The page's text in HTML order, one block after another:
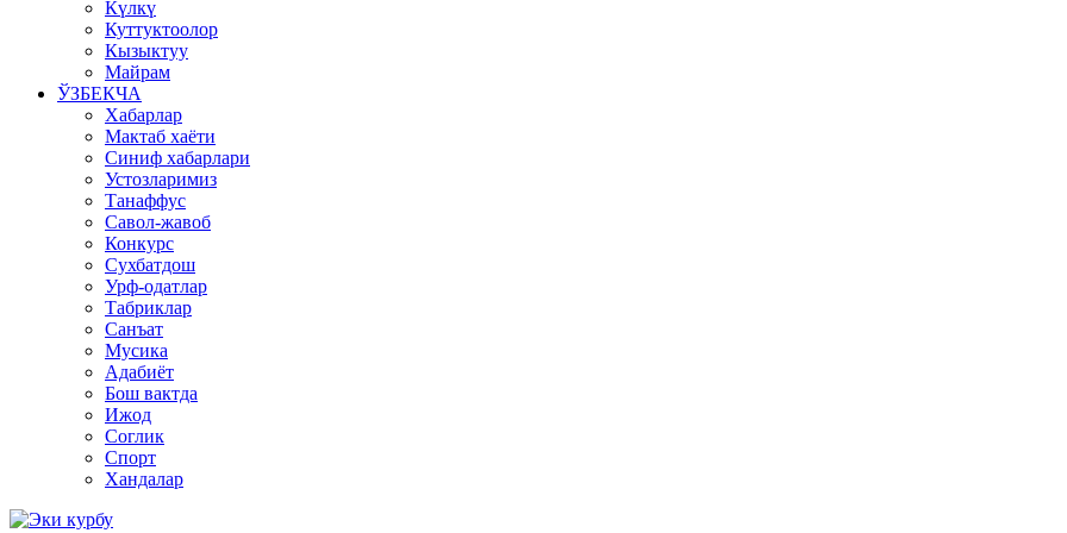
Күлкү
Куттуктоолор
Кызыктуу
Майрам
ЎЗБЕКЧА
Хабарлар
Мактаб хаёти
Синиф хабарлари
Устозларимиз
Танаффус
Савол-жавоб
Конкурс
Сухбатдош
Урф-одатлар
Табриклар
Санъат
Мусика
Адабиёт
Бош вактда
Ижод
Соглик
Спорт
Хандалар